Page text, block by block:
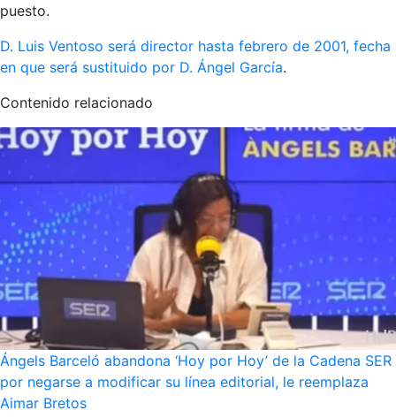
puesto.
D. Luis Ventoso será director hasta febrero de 2001, fecha
en que será sustituido por D. Ángel García.
Contenido relacionado
Ángels Barceló abandona ‘Hoy por Hoy’ de la Cadena SER
por negarse a modificar su línea editorial, le reemplaza
Aimar Bretos